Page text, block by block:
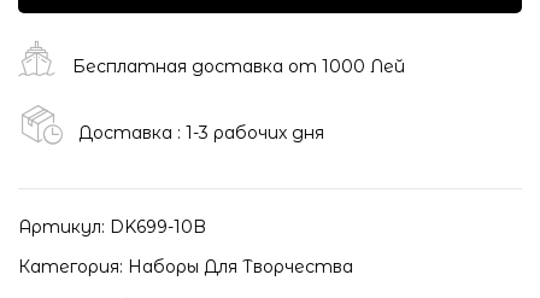
Бесплатная доставка от 1000 Лей
Доставка : 1-3 рабочих дня
Артикул: DK699-10B
Категория: Наборы Для Творчества